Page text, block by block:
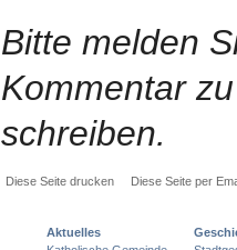
Bitte melden
Kommentar
schreiben.
Diese Seite drucken Diese Seite per
Aktuelles